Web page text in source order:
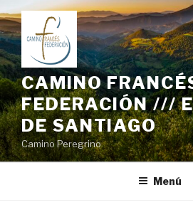
Saltar
al
contenido
CAMINO
FEDERACIÓN ///
DE SANTIAGO
Camino Peregrino
Menú